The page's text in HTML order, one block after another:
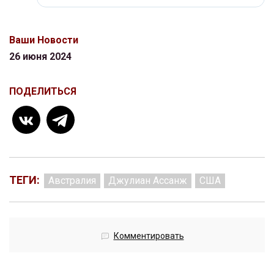
Ваши Новости
26 июня 2024
ПОДЕЛИТЬСЯ
ТЕГИ: Австралия Джулиан Ассанж США
Комментировать